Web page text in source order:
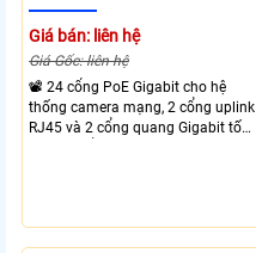
Giá bán: liên hệ
Giá Gốc: liên hệ
📽 24 cổng PoE Gigabit cho hệ
thống camera mạng, 2 cổng uplink
RJ45 và 2 cổng quang Gigabit tốc